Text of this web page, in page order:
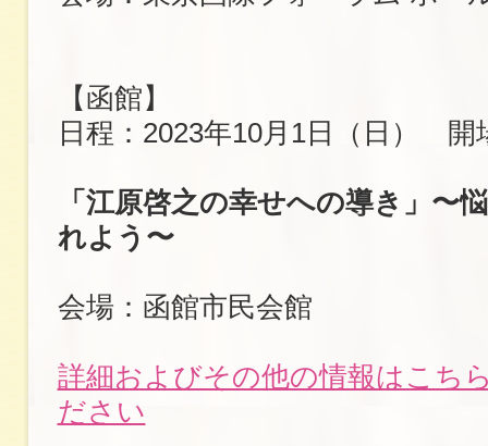
【函館】
日程：2023年10月1日（日） 開
「江原啓之の幸せへの導き」〜
れよう〜
会場：函館市民会館
詳細およびその他の情報はこち
ださい